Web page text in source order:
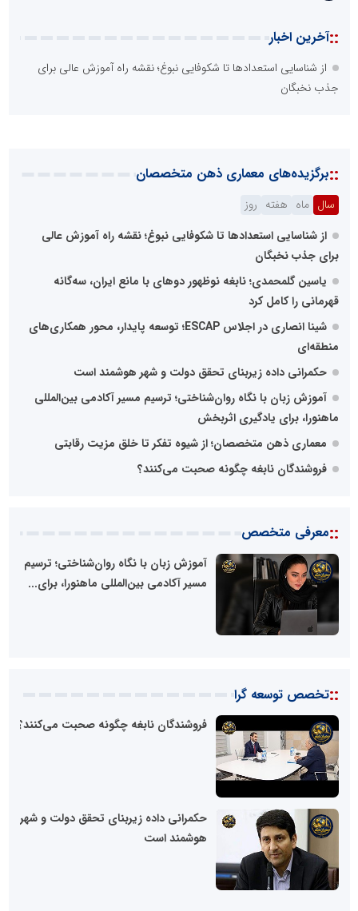
::آخرین اخبار
از شناسایی استعدادها تا شکوفایی نبوغ؛ نقشه راه آموزش عالی برای
جذب نخبگان
::برگزیده‌های معماری ذهن متخصصان
سال ماه هفته روز
از شناسایی استعدادها تا شکوفایی نبوغ؛ نقشه راه آموزش عالی
برای جذب نخبگان
یاسین گلمحمدی؛ نابغه نوظهور دوهای با مانع ایران، سه‌گانه
قهرمانی را کامل کرد
شینا انصاری در اجلاس ESCAP؛ توسعه پایدار، محور همکاری‌های
منطقه‌ای
حکمرانی داده زیربنای تحقق دولت و شهر هوشمند است
آموزش زبان با نگاه روان‌شناختی؛ ترسیم مسیر آکادمی بین‌المللی
ماهنورا، برای یادگیری اثربخش
معماری ذهن متخصصان؛ از شیوه تفکر تا خلق مزیت رقابتی
فروشندگان نابغه چگونه صحبت می‌کنند؟
::معرفی متخصص
آموزش زبان با نگاه روان‌شناختی؛ ترسیم
مسیر آکادمی بین‌المللی ماهنورا، برای...
شبکه
خبری
مدیران
::تخصص توسعه گرا
فروشندگان نابغه چگونه صحبت می‌کنند؟
شبکه
خبری
مدیران
نابغه
حکمرانی داده زیربنای تحقق دولت و شهر
هوشمند است
شبکه
خبری
مدیران